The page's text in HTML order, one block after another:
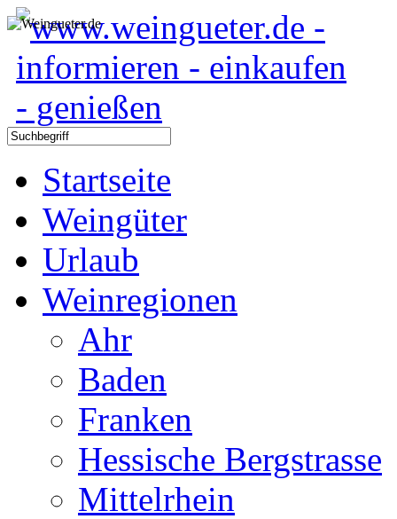
Startseite
Weingüter
Urlaub
Weinregionen
Ahr
Baden
Franken
Hessische Bergstrasse
Mittelrhein